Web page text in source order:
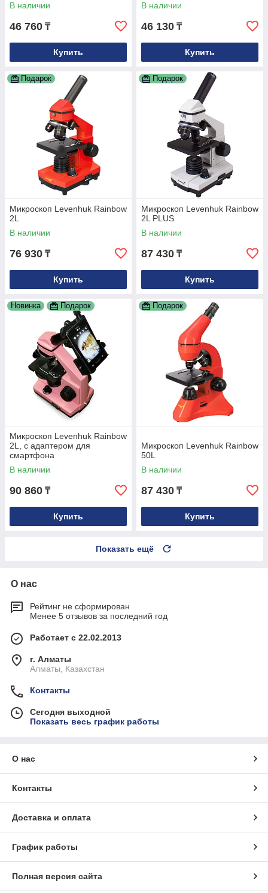
В наличии
46 760 ₸
Купить
В наличии
46 130 ₸
Купить
Подарок
Микроскоп Levenhuk Rainbow
2L
В наличии
76 930 ₸
Купить
Подарок
Микроскоп Levenhuk Rainbow
2L PLUS
В наличии
87 430 ₸
Купить
Новинка Подарок
Микроскоп Levenhuk Rainbow
2L, с адаптером для
смартфона
В наличии
90 860 ₸
Купить
Подарок
Микроскоп Levenhuk Rainbow
50L
В наличии
87 430 ₸
Купить
Показать ещё
О нас
Рейтинг не сформирован
Менее 5 отзывов за последний год
Работает с 22.02.2013
г. Алматы
Алматы, Казахстан
Контакты
Сегодня выходной
Показать весь график работы
О нас
Контакты
Доставка и оплата
График работы
Полная версия сайта